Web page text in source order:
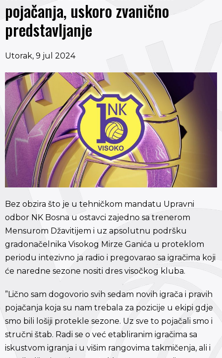
pojačanja, uskoro zvanično
predstavljanje
Utorak, 9 jul 2024
Bez obzira što je u tehničkom mandatu Upravni
odbor NK Bosna u ostavci zajedno sa trenerom
Mensurom Džavitijem i uz apsolutnu podršku
gradonačelnika Visokog Mirze Ganića u proteklom
periodu intezivno ja radio i pregovarao sa igračima koji
će naredne sezone nositi dres visočkog kluba.
”Lično sam dogovorio svih sedam novih igrača i pravih
pojačanja koja su nam trebala za pozicije u ekipi gdje
smo bili lošiji protekle sezone. Uz sve to pojačali smo i
stručni štab. Radi se o već etabliranim igračima sa
iskustvom igranja i u višim rangovima takmičenja, ali i